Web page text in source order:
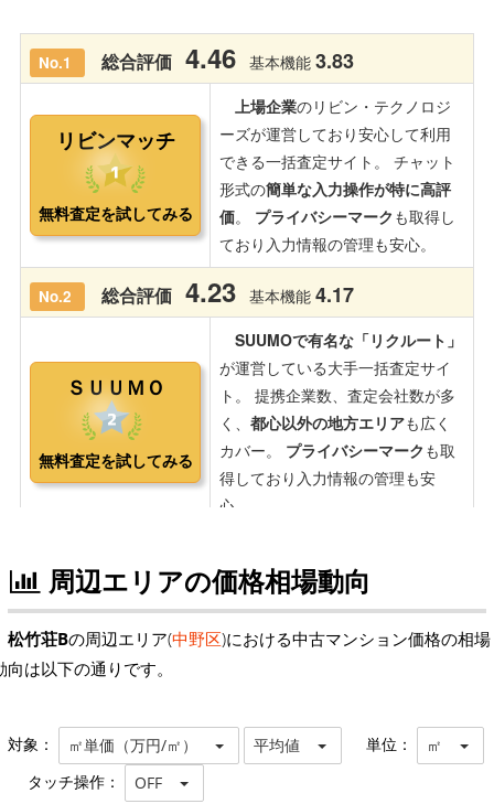
周辺エリアの価格相場動向
松竹荘Bの周辺エリア(中野区)における中古マンション価格の相場
向は以下の通りです。
対象： ㎡単価（万円/㎡） 平均値 単位： ㎡
タッチ操作： OFF